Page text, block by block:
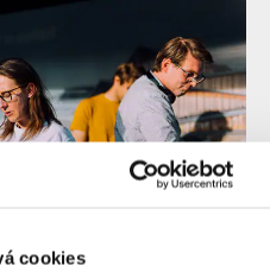
cookies